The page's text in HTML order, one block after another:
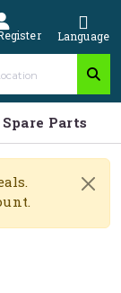
Language
Spare Parts